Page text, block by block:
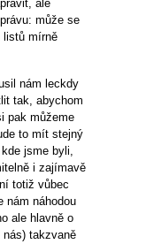
ale
může se
listů mírně
nám leckdy
tak, abychom
pak můžeme
to mít stejný
jsme byli,
i zajímavě
totiž vůbec
nám náhodou
ale hlavně o
takzvaně